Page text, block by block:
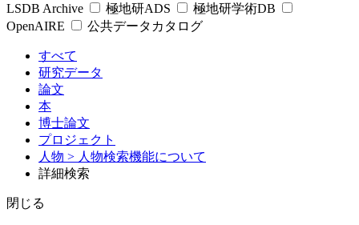
LSDB Archive
極地研ADS
極地研学術DB
OpenAIRE
公共データカタログ
すべて
研究データ
論文
本
博士論文
プロジェクト
人物 > 人物検索機能について
詳細検索
閉じる